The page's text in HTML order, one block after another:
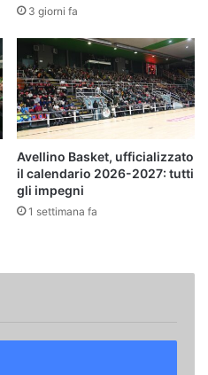
3 giorni fa
Avellino Basket, ufficializzato
il calendario 2026-2027: tutti
gli impegni
1 settimana fa